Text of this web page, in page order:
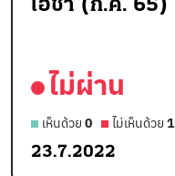
โอชา (ก.ค. 65)
ไม่ผ่าน
เห็นด้วย 0 ไม่เห็นด้วย 1
23.7.2022